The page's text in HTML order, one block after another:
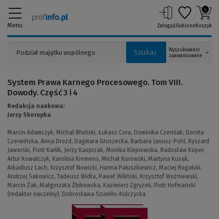
Menu
Szukaj
Wyszukiwanie
zaawansowane
ZalogujUlubione
0
Koszyk
(Link
System Prawa Karnego Procesowego. Tom VIII.
Dowody. Część 3 i 4
Redakcja naukowa:
Jerzy Skorupka
Marcin Adamczyk, Michał Błoński, Łukasz Cora, Dominika Czerniak, Dorota
Czerwińska, Anna Drozd, Dagmara Gruszecka, Barbara Janusz-Pohl, Ryszard
Jaworski, Piotr Karlik, Jerzy Kasprzak, Monika Klejnowska, Radosław Koper,
Artur Kowalczyk, Karolina Kremens, Michał Kurowski, Martyna Kusak,
Arkadiusz Lach, Krzysztof Nowicki, Hanna Paluszkiewicz, Maciej Rogalski,
Andrzej Sakowicz, Tadeusz Widła, Paweł Wiliński, Krzysztof Woźniewski,
Marcin Żak, Małgorzata Żbikowska, Kazimierz Zgryzek, Piotr Hofmański
(redaktor naczelny), Dobrosława Szumiło-Kulczycka